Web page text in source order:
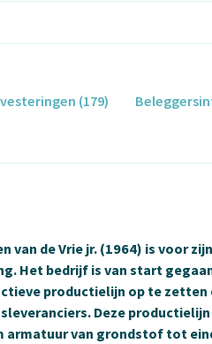
(179)
van de Vrie jr. (1964) is voor
Het bedrijf is van start
productielijn op te
Deze
armatuur van grondstof tot